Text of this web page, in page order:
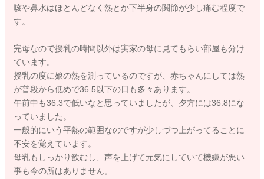
咳や鼻水はほとんどなく熱とか下半身の関節が少し痛む程度で
す。
完母なので授乳の時間以外は実家の母に見てもらい部屋も分け
ています。
授乳の度に娘の熱を測っているのですが、赤ちゃんにしては熱
が普段から低めで36.5以下の日も多々あります。
午前中も36.3で低いなと思っていましたが、夕方には36.8にな
っていました。
一般的にいう平熱の範囲なのですが少しづつ上がってることに
不安を覚えています。
母乳もしっかり飲むし、声を上げて元気にしていて機嫌が悪い
事も今の所はありません。